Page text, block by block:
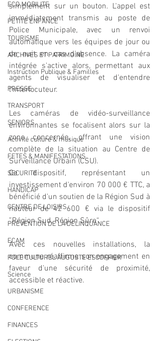
ECO MOBILITE
PETITE ENFANCE
TOURISME
ARCHIVES ET PATRIMOINE
Instruction Publique & Familles
PRESSE
TRANSPORT
SENIORS
Activité culture & musique
FETES & MANIFESTATIONS
SECURITE
HANDICAP
CENTRE DE LOISIRS
PREVENTION DE LA DELINQUANCE
ECAM
POLE CULTUREL AUGUSTE ESCOFFIER
Science
URBANISME
CONFERENCE
FINANCES
simplement sur un bouton. L'appel est
immédiatement transmis au poste de
Police Municipale, avec un renvoi
automatique vers les équipes de jour ou
de nuit en cas d'absence. La caméra
intégrée s'active alors, permettant aux
agents de visualiser et d'entendre
l'interlocuteur.
Les caméras de vidéo-surveillance
environnantes se focalisent alors sur la
zone concernée, offrant une vision
complète de la situation au Centre de
Surveillance Urbain (CSU).
Ce dispositif, représentant un
investissement d'environ 70 000 € TTC, a
bénéficié d'un soutien de la Région Sud à
hauteur de 42 600 € via le dispositif
”Région Sud, Région Sûre“.
Avec ces nouvelles installations, la
commune réaffirme son engagement en
faveur d'une sécurité de proximité,
accessible et réactive.